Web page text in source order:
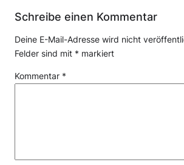
Schreibe einen Kommentar
Deine E-Mail-Adresse wird nicht
Felder sind mit * markiert
Kommentar *